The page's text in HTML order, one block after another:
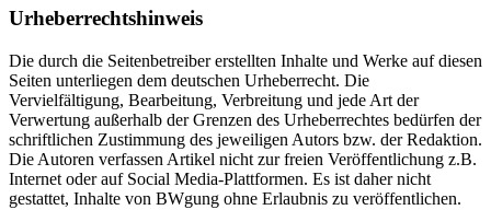
Urheberrechtshinweis
Die durch die Seitenbetreiber erstellten Inhalte und Werke auf diesen
Seiten unterliegen dem deutschen Urheberrecht. Die
Vervielfältigung, Bearbeitung, Verbreitung und jede Art der
Verwertung außerhalb der Grenzen des Urheberrechtes bedürfen der
schriftlichen Zustimmung des jeweiligen Autors bzw. der Redaktion.
Die Autoren verfassen Artikel nicht zur freien Veröffentlichung z.B.
Internet oder auf Social Media-Plattformen. Es ist daher nicht
gestattet, Inhalte von BWgung ohne Erlaubnis zu veröffentlichen.